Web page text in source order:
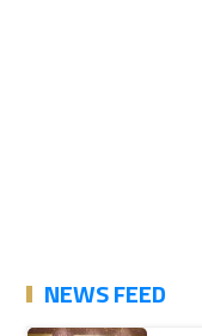
NEWS FEED